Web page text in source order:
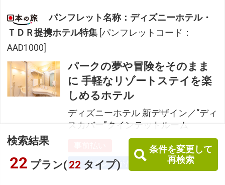
検索結果
22 プラン( 22 タイプ)
条件を変更して
再検索
パンフレット名称：ディズニーホテル・
ＴＤＲ提携ホテル特集 [パンフレットコード：
AAD1000]
パークの夢や冒険をそのまま
に 手軽なリゾートステイを楽
しめるホテル
ディズニーホテル 新デザイン／“ディ
スカバー”クインテットルーム
ポイントがたまる使える